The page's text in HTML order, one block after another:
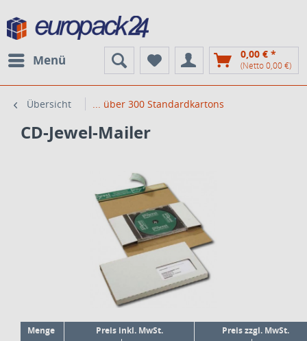
Menü 0,00 € *
(Netto 0,00 €)
Übersicht ... über 300 Standardkartons
CD-Jewel-Mailer
Menge Preis inkl. MwSt. Preis zzgl. MwSt.